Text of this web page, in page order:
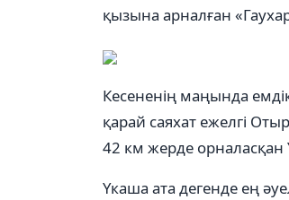
қызына арналған
Кесененің маңында
қарай саяхат ежелгі
42 км жерде
Үкаша ата дегенде ең